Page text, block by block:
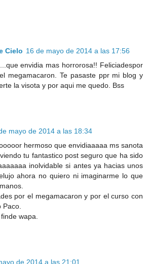
Cielo 16 de mayo de 2014 a las 17:56
envidia mas horrorosa!! Feliciadespor
megamacaron. Te pasaste ppr mi blog y
la visota y por aqui me quedo. Bss
mayo de 2014 a las 18:34
hermoso que envidiaaaaa ms sanota
tu fantastico post seguro que ha sido
inolvidable si antes ya hacias unos
ahora no quiero ni imaginarme lo que
por el megamacaron y por el curso con
wapa.
de 2014 a las 21:01